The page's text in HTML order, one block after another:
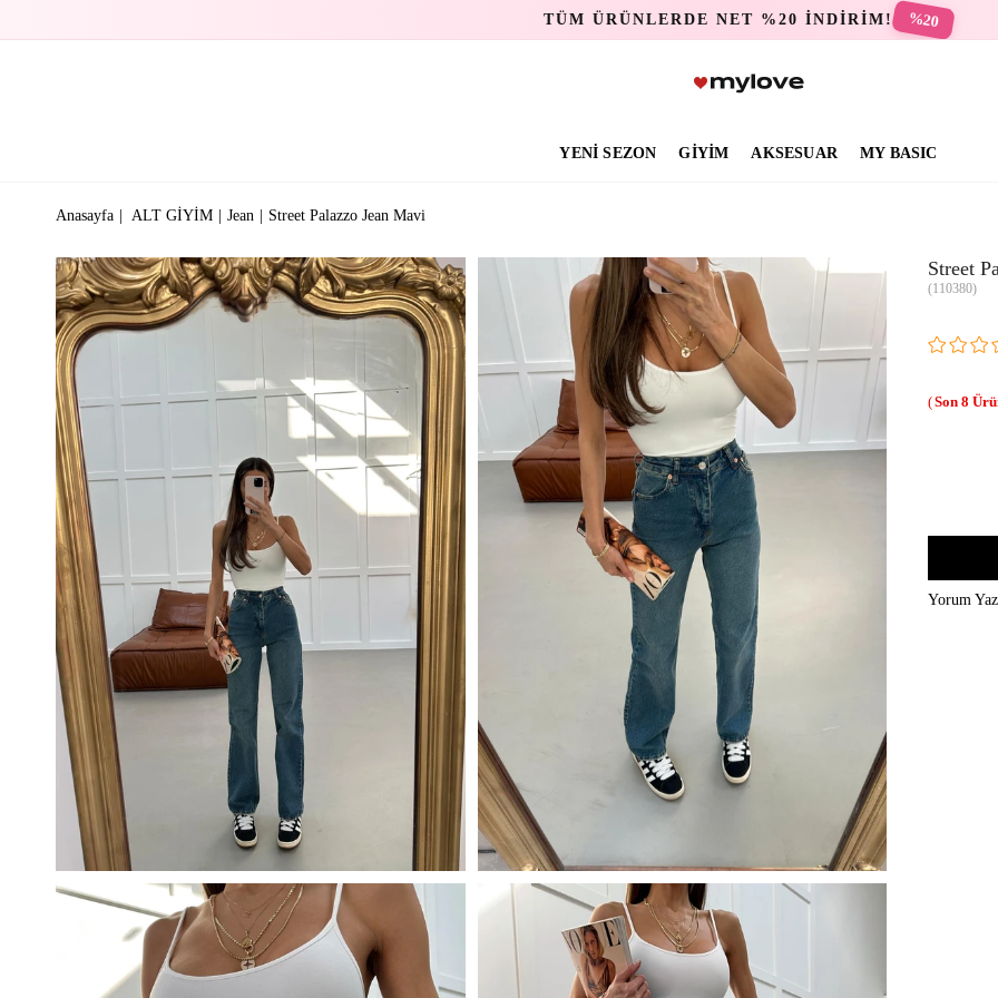
TÜM ÜRÜNLERDE NET %20 İNDİRİM! %20
YENİ SEZON GİYİM AKSESUAR MY BASIC
Anasayfa ALT GİYİM Jean Street Palazzo Jean Mavi
Street
(110380)
8
Yorum Yaz